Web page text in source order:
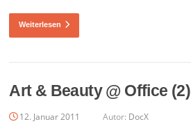
Weiterlesen
Art & Beauty @ Office (2)
12. Januar 2011 Autor: DocX